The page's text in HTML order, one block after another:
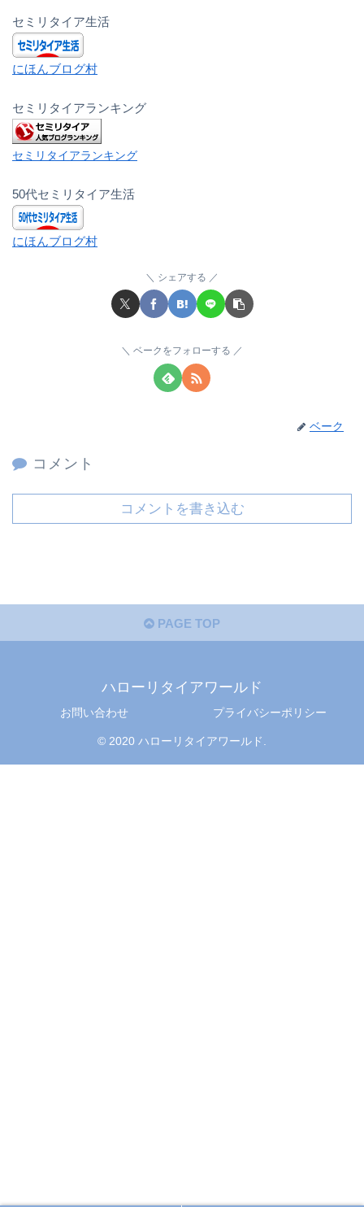
セミリタイア生活
にほんブログ村
セミリタイアランキング
セミリタイアランキング
50代セミリタイア生活
にほんブログ村
シェアする
ベークをフォローする
ベーク
コメント
コメントを書き込む
PAGE TOP
ハローリタイアワールド
お問い合わせ プライバシーポリシー
© 2020 ハローリタイアワールド.